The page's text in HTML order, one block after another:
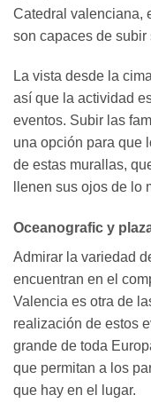
Catedral valenciana,
son capaces de
La vista desde la
así que la actividad
eventos. Subir las
una opción para que
de estas murallas,
llenen sus ojos de lo
Oceanografic y
Admirar la variedad
encuentran en el
Valencia es otra de
realización de estos
grande de toda
que permitan a los
que hay en el lugar.